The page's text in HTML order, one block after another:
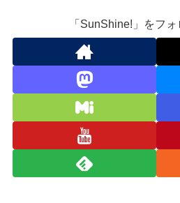
「SunShine!」をフ